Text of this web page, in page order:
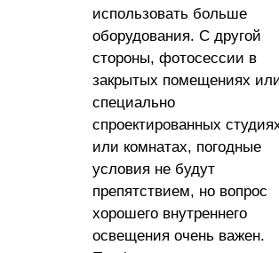
использовать больше
оборудования. С другой
стороны, фотосессии в
закрытых помещениях
специально
спроектированных
или комнатах, погодные
условия не будут
препятствием, но вопрос
хорошего внутреннего
освещения очень важен.